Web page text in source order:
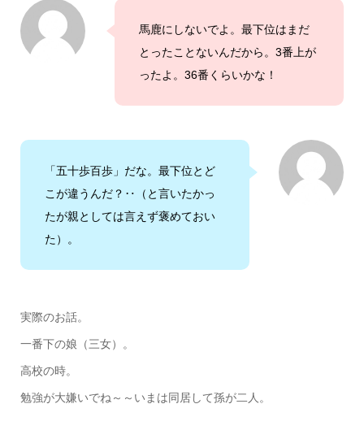
馬鹿にしないでよ。最下位はまだ
とったことないんだから。3番上が
ったよ。36番くらいかな！
「五十歩百歩」だな。最下位とど
こが違うんだ？‥（と言いたかっ
たが親としては言えず褒めておい
た）。
実際のお話。
一番下の娘（三女）。
高校の時。
勉強が大嫌いでね～～いまは同居して孫が二人。